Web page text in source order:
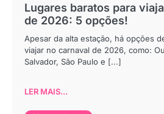
Lugares baratos para
de 2026: 5 opções!
Apesar da alta estação, há opções
viajar no carnaval de 2026, como:
Salvador, São Paulo e [...]
LER MAIS...